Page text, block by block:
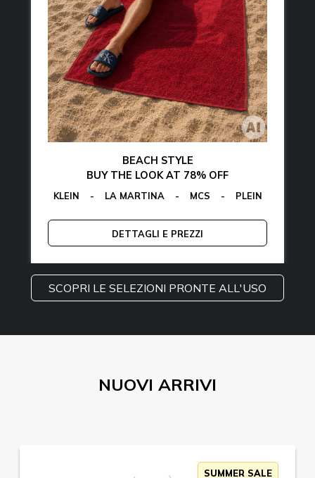
EGON VON FURSTENBERG - GUESS - TOMMY HILFIGER
BEACH STYLE
BUY THE LOOK AT 78% OFF
- LA MARTINA - MCS - PLEIN SPORT
DETTAGLI E PREZZI
EGON VON
SCOPRI LE SELEZIONI PRONTE ALL'USO
NUOVI ARRIVI
SUMMER SALE